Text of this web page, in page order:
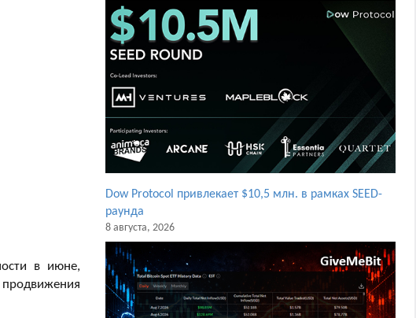
в июне,
Dow Protocol привлекает $10,5 млн. в рамках SEED-
раунда
8 августа, 2026